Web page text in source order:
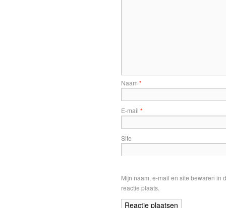
Naam *
E-mail *
Site
Mijn naam, e-mail en site bewaren in
reactie plaats.